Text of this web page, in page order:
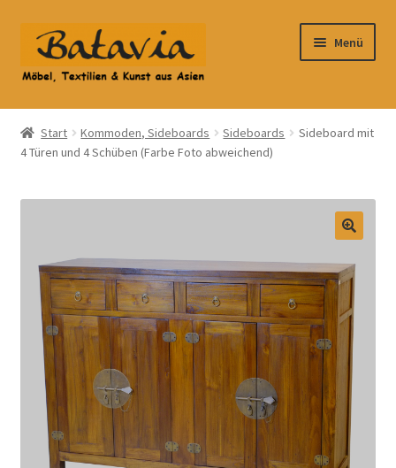
Zur
Navigation
springen
Zum
Inhalt
springen
Menü
Start
Accessoires
AGB
Datenschutzbelehrung
Datenschutzerklärung
Heimtextilien
Impressum
Start Kommoden, Sideboards Sideboards
Sideboard mit
4 Türen und 4 Schüben (Farbe Foto abweichend)